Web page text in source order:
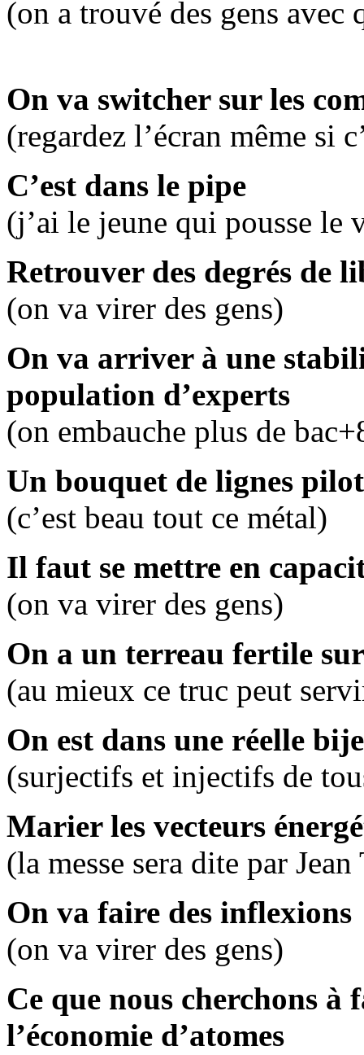
(on a trouvé des gens
On va switcher sur les
(regardez l’écran même si
C’est dans le pipe
(j’ai le jeune qui pousse le
Retrouver des degrés de
(on va virer des gens)
On va arriver à une
population d’experts
(on embauche plus de
Un bouquet de lignes
(c’est beau tout ce métal)
Il faut se mettre en
(on va virer des gens)
On a un terreau fertile
(au mieux ce truc peut
On est dans une réelle
(surjectifs et injectifs de
Marier les vecteurs
(la messe sera dite par
On va faire des inflexions
(on va virer des gens)
Ce que nous cherchons à
l’économie d’atomes